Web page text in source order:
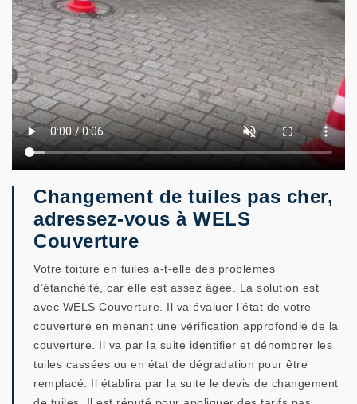
Changement de tuiles pas cher,
adressez-vous à WELS
Couverture
Votre toiture en tuiles a-t-elle des problèmes
d’étanchéité, car elle est assez âgée. La solution est
avec WELS Couverture. Il va évaluer l’état de votre
couverture en menant une vérification approfondie de la
couverture. Il va par la suite identifier et dénombrer les
tuiles cassées ou en état de dégradation pour être
remplacé. Il établira par la suite le devis de changement